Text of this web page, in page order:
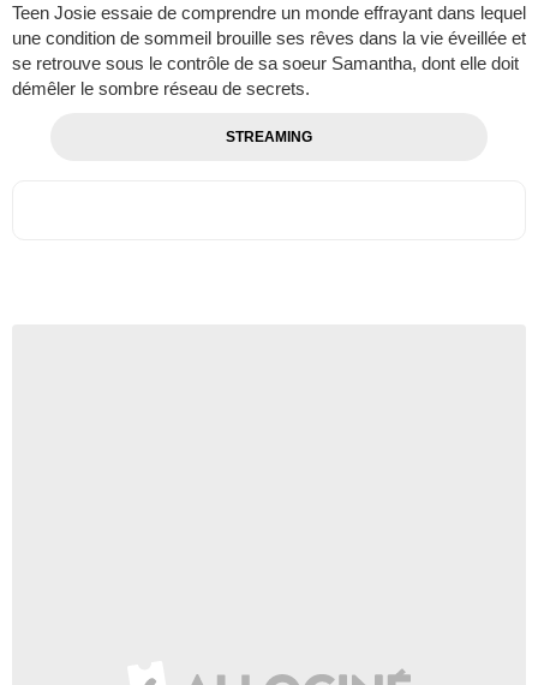
Teen Josie essaie de comprendre un monde effrayant dans lequel
une condition de sommeil brouille ses rêves dans la vie éveillée et
se retrouve sous le contrôle de sa soeur Samantha, dont elle doit
démêler le sombre réseau de secrets.
STREAMING